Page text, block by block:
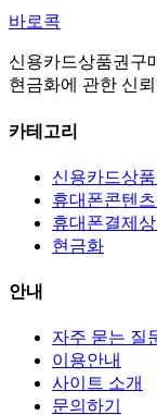
바로콕
신용카드상품권구
현금화에 관한 신
카테고리
신용카드상
휴대폰콘텐츠
휴대폰결제
현금화
안내
자주 묻는 질
이용안내
사이트 소개
문의하기